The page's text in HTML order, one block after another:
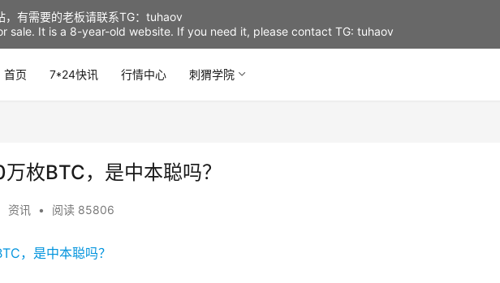
首页 7*24快讯 行情中心 刺猬学院
枚BTC，是中本聪吗？
资讯 • 阅读 85806
有需要的老板请联系TG：tuhaov
sale. It is a 8-year-old website. If you need it, please contact TG: tuhaov